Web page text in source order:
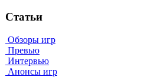
Статьи
Обзоры игр
Превью
Интервью
Анонсы игр